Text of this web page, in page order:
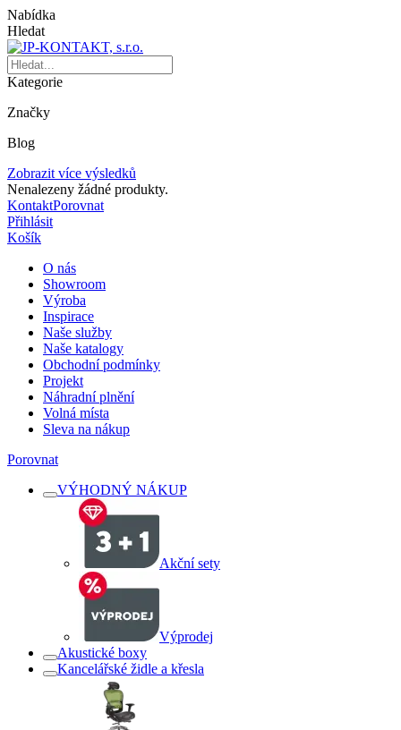
Nabídka
Hledat
Kategorie
Značky
Blog
Zobrazit více výsledků
Nenalezeny žádné produkty.
KontaktPorovnat
Přihlásit
Košík
O nás
Showroom
Výroba
Inspirace
Naše služby
Naše katalogy
Obchodní podmínky
Projekt
Náhradní plnění
Volná místa
Sleva na nákup
Porovnat
VÝHODNÝ NÁKUP
Akční sety
Výprodej
Akustické boxy
Kancelářské židle a křesla